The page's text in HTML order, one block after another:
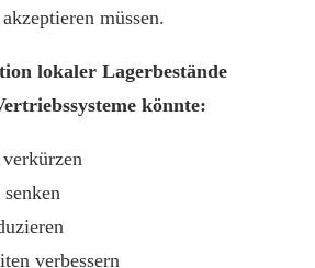
müssen.
lokaler Lagerbestände
könnte:
verbessern